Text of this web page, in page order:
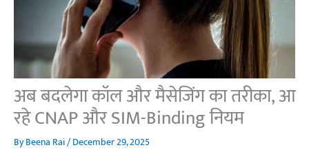
अब बदलेगा कॉल और मैसेजिंग का तरीका, आ
रहे CNAP और SIM-Binding नियम
ByBeena Rai/December 29, 2025